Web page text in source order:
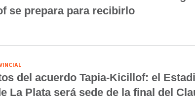
se prepara para recibirlo
del acuerdo Tapia-Kicillof: el
La Plata será sede de la final del